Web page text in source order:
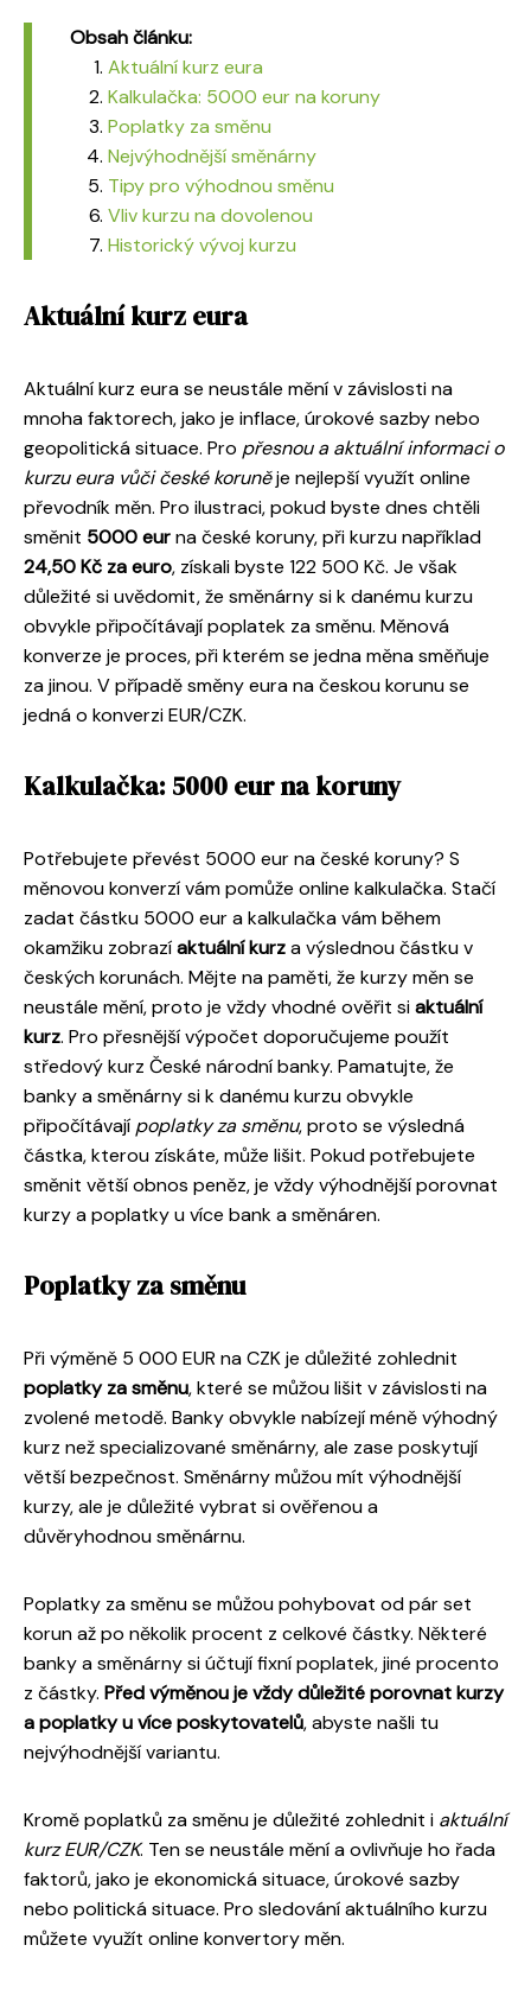
Obsah článku:
Aktuální kurz eura
Kalkulačka: 5000 eur na koruny
Poplatky za směnu
Nejvýhodnější směnárny
Tipy pro výhodnou směnu
Vliv kurzu na dovolenou
Historický vývoj kurzu
Aktuální kurz eura
Aktuální kurz eura se neustále mění v závislosti na
mnoha faktorech, jako je inflace, úrokové sazby nebo
geopolitická situace. Pro přesnou a aktuální informaci o
kurzu eura vůči české koruněje nejlepší využít online
převodník měn. Pro ilustraci, pokud byste dnes chtěli
směnit 5000 eurna české koruny, při kurzu například
24,50 Kč za euro, získali byste 122 500 Kč. Je však
důležité si uvědomit, že směnárny si k danému kurzu
obvykle připočítávají poplatek za směnu. Měnová
konverze je proces, při kterém se jedna měna směňuje
za jinou. V případě směny eura na českou korunu se
jedná o konverzi EUR/CZK.
Kalkulačka: 5000 eur na koruny
Potřebujete převést 5000 eur na české koruny? S
měnovou konverzí vám pomůže online kalkulačka. Stačí
zadat částku 5000 eur a kalkulačka vám během
okamžiku zobrazíaktuální kurza výslednou částku v
českých korunách. Mějte na paměti, že kurzy měn se
neustále mění, proto je vždy vhodné ověřit siaktuální
kurz. Pro přesnější výpočet doporučujeme použít
středový kurz České národní banky. Pamatujte, že
banky a směnárny si k danému kurzu obvykle
připočítávají poplatky za směnu, proto se výsledná
částka, kterou získáte, může lišit. Pokud potřebujete
směnit větší obnos peněz, je vždy výhodnější porovnat
kurzy a poplatky u více bank a směnáren.
Poplatky za směnu
Při výměně 5 000 EUR na CZK je důležité zohlednit
poplatky za směnu, které se můžou lišit v závislosti na
zvolené metodě. Banky obvykle nabízejí méně výhodný
kurz než specializované směnárny, ale zase poskytují
větší bezpečnost. Směnárny můžou mít výhodnější
kurzy, ale je důležité vybrat si ověřenou a
důvěryhodnou směnárnu.
Poplatky za směnu se můžou pohybovat od pár set
korun až po několik procent z celkové částky. Některé
banky a směnárny si účtují fixní poplatek, jiné procento
z částky. Před výměnou je vždy důležité porovnat kurzy
a poplatky u více poskytovatelů, abyste našli tu
nejvýhodnější variantu.
Kromě poplatků za směnu je důležité zohlednit i aktuální
kurz EUR/CZK. Ten se neustále mění a ovlivňuje ho řada
faktorů, jako je ekonomická situace, úrokové sazby
nebo politická situace. Pro sledování aktuálního kurzu
můžete využít online konvertory měn.